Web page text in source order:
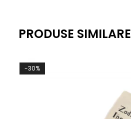
PRODUSE SIMILARE
-30%